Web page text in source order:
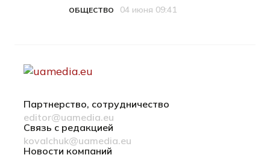
Категория
ОБЩЕСТВО
Дата публикации
04 июня 09:41
Партнерство, сотрудничество
editor@uamedia.eu
Связь с редакцией
kovalchuk@uamedia.eu
Новости компаний